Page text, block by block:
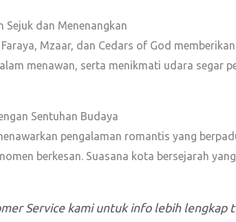
Sejuk dan Menenangkan
Mzaar, dan Cedars of God
menawan, serta menikmati udara segar
Sentuhan Budaya
pengalaman romantis yang
berkesan. Suasana kota bersejarah
Service kami untuk info lebih lengkap